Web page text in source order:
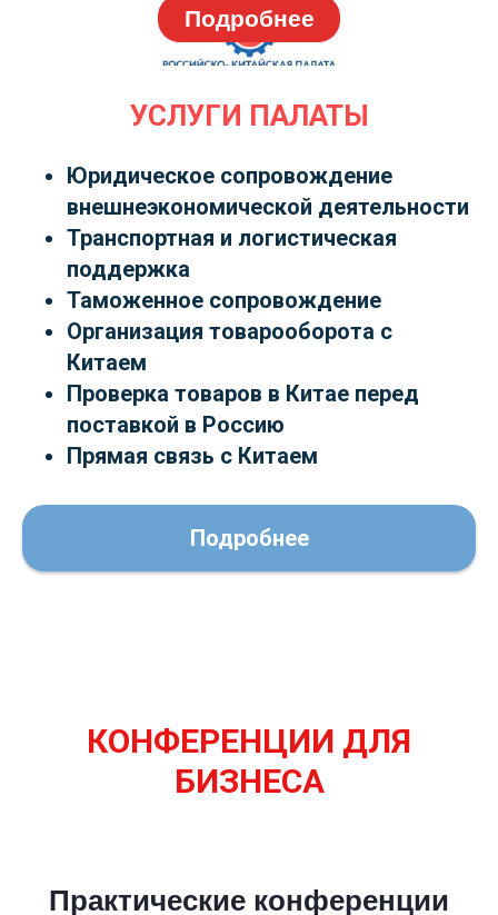
Подробнее
УСЛУГИ ПАЛАТЫ
Юридическое сопровождение
внешнеэкономической деятельности
Транспортная и логистическая
поддержка
Таможенное сопровождение
Организация товарооборота с
Китаем
Проверка товаров в Китае перед
поставкой в Россию
Прямая связь с Китаем
Подробнее
КОНФЕРЕНЦИИ ДЛЯ
БИЗНЕСА
Практические конференции